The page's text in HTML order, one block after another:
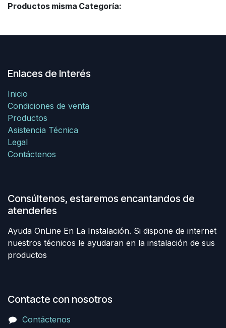
Productos misma Categoría:
Enlaces de Interés
Inicio
Condiciones de venta
Productos
Asistencia Técnica
Legal
Contáctenos
Consúltenos, estaremos encantandos de
atenderles
Ayuda OnLine En La Instalación. Si dispone de internet
nuestros técnicos le ayudaran en la instalación de sus
productos
Contacte con nosotros
Contáctenos